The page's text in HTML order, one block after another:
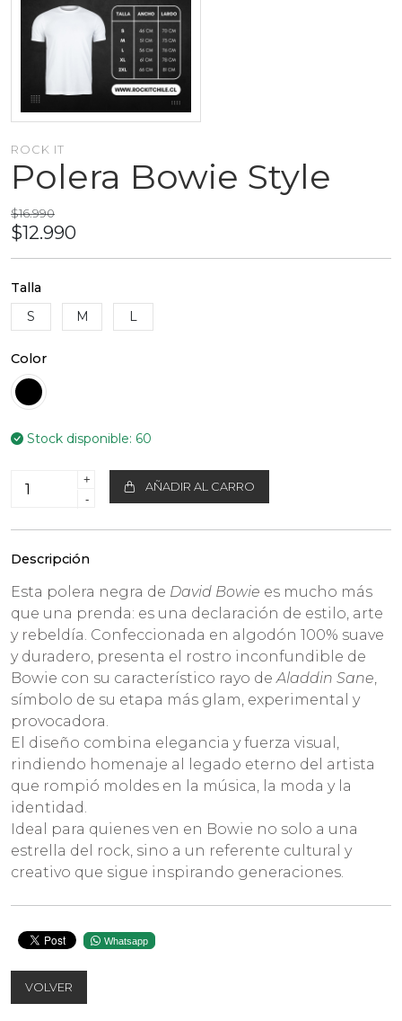
ROCK IT
Polera Bowie Style
$16.990
$12.990
Talla
S
M L
Color
Stock disponible: 60
+
-
AÑADIR AL CARRO
Descripción
Esta polera negra de David Bowie es mucho más
que una prenda: es una declaración de estilo, arte
y rebeldía. Confeccionada en algodón 100% suave
y duradero, presenta el rostro inconfundible de
Bowie con su característico rayo deAladdin Sane,
símbolo de su etapa más glam, experimental y
provocadora.
El diseño combina elegancia y fuerza visual,
rindiendo homenaje al legado eterno del artista
que rompió moldes en la música, la moda y la
identidad.
Ideal para quienes ven en Bowie no solo a una
estrella del rock, sino a un referente cultural y
creativo que sigue inspirando generaciones.
Whatsapp
VOLVER